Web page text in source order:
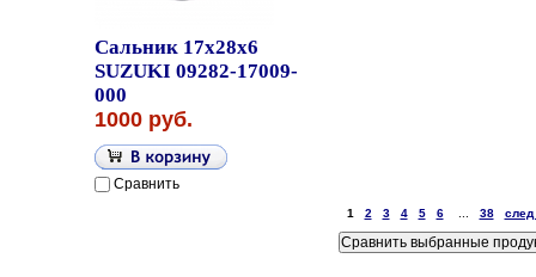
Сальник 17x28x6
SUZUKI 09282-17009-
000
1000 руб.
Сравнить
1 2 3 4 5 6... 38 след